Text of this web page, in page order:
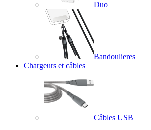
Duo
Bandoulieres
Chargeurs et câbles
Câbles USB